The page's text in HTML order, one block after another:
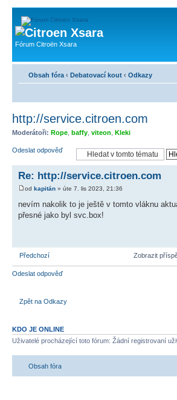
Fórum Citroën Xsara
Obsah fóra ‹ Debatovací kout ‹ Odkazy
http://service.citroen.com
Moderátoři: Rope baffy viteon Kleki
Odeslat odpověď
Re: http://service.citroen.com
od kapitán » úte 7. lis 2023, 21:36
nevím nakolik to je ještě v tomto vláknu
přesné jako byl svc.box!
Předchozí Zobrazit
Odeslat odpověď
Zpět na Odkazy
KDO JE ONLINE
Uživatelé procházející toto fórum: Žádní registrovaní
Obsah fóra